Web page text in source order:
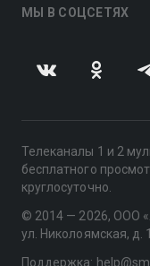
МЫ В СОЦСЕТЯХ
Телеканалы 1 и 2
бесплатного
круглосуточно.
© 2014 — 2026, ООО
ул. Николоямская, д.
Поддержка: